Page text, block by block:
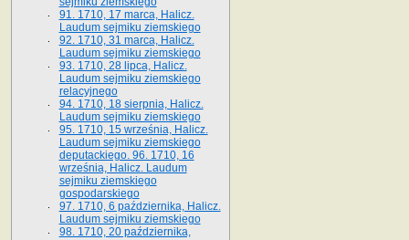
91. 1710, 17 marca, Halicz.
Laudum sejmiku ziemskiego
92. 1710, 31 marca, Halicz.
Laudum sejmiku ziemskiego
93. 1710, 28 lipca, Halicz.
Laudum sejmiku ziemskiego
relacyjnego
94. 1710, 18 sierpnia, Halicz.
Laudum sejmiku ziemskiego
95. 1710, 15 września, Halicz.
Laudum sejmiku ziemskiego
deputackiego. 96. 1710, 16
września, Halicz. Laudum
sejmiku ziemskiego
gospodarskiego
97. 1710, 6 października, Halicz.
Laudum sejmiku ziemskiego
98. 1710, 20 października,